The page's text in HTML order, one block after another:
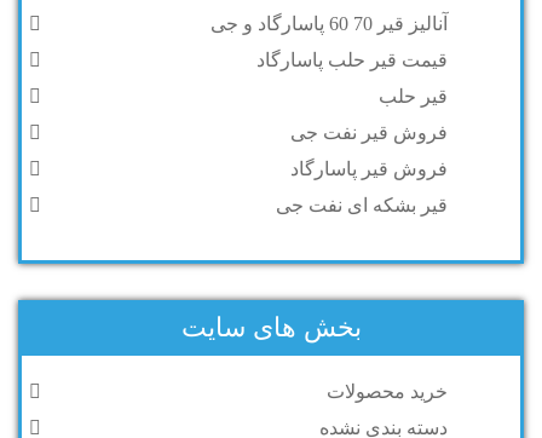
آنالیز قیر 70 60 پاسارگاد و جی
قیمت قیر حلب پاسارگاد
قیر حلب
فروش قیر نفت جی
فروش قیر پاسارگاد
قیر بشکه ای نفت جی
بخش های سایت
خرید محصولات
دسته بندی نشده